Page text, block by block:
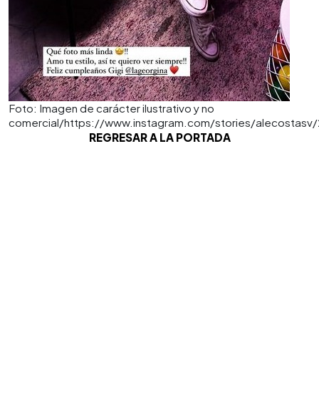
Foto: Imagen de carácter ilustrativo y no
comercial/https://www.instagram.com/stories/
REGRESAR A LA PORTADA